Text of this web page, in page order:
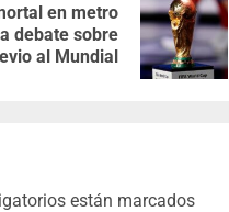
en metro
debate sobre
al Mundial
están marcados